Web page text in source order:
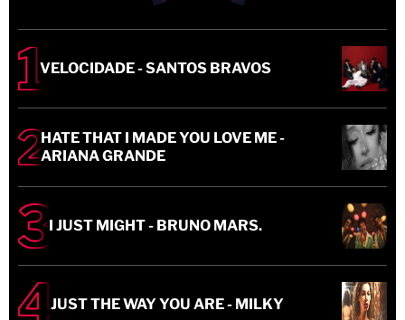
VELOCIDADE - SANTOS BRAVOS
HATE THAT I MADE YOU LOVE ME -
ARIANA GRANDE
I JUST MIGHT - BRUNO MARS.
JUST THE WAY YOU ARE - MILKY